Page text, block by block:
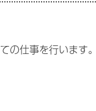
の仕事を行います。